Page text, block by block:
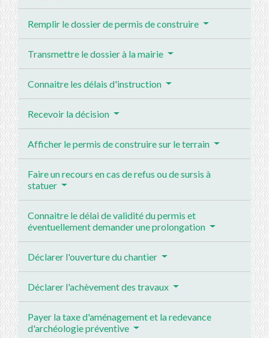
Remplir le dossier de permis de construire
Transmettre le dossier à la mairie
Connaitre les délais d'instruction
Recevoir la décision
Afficher le permis de construire sur le terrain
Faire un recours en cas de refus ou de sursis à
statuer
Connaitre le délai de validité du permis et
éventuellement demander une prolongation
Déclarer l'ouverture du chantier
Déclarer l'achèvement des travaux
Payer la taxe d'aménagement et la redevance
d'archéologie préventive